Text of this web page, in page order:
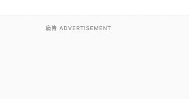
廣告 ADVERTISEMENT